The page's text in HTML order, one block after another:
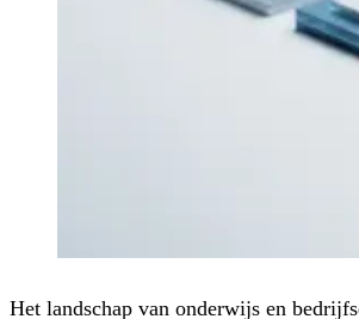
Het landschap van onderwijs en